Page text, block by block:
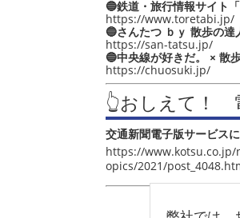
🔵鉄道・旅行情報サイト「
https://www.toretabi.jp/
🔵さんたつ ｂｙ 散歩の達
https://san-tatsu.jp/
🔵中央線が好きだ。 × 散
https://chuosuki.jp/
👆おしえて！
交通新聞電子版サービス
https://www.kotsu.co.jp/
opics/2021/